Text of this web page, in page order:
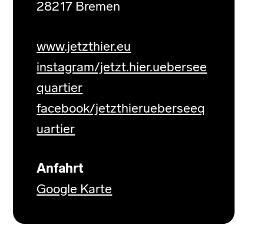
28217 Bremen
www.jetzthier.eu
instagram/jetzt.hier.uebersee
quartier
facebook/jetzthierueberseeq
uartier
Anfahrt
Google Karte